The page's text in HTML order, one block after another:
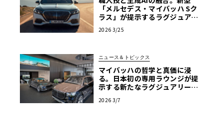
「メルセデス・マイバッハ Sク
ラス」が提示するラグジュアリ
2026 3/25
ニュース＆トピックス
マイバッハの哲学と真価に浸
る。日本初の専用ラウンジが提
示する新たなラグジュアリーの
2026 3/7